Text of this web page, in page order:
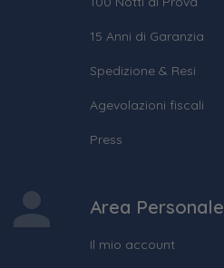
15 Anni di Garanzia
Spedizione & Resi
Agevolazioni fiscali
Press
Area Personale
Il mio account